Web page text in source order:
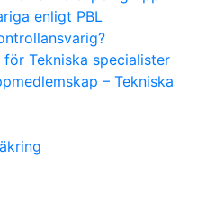
enligt PBL
för Tekniska specialister
– Tekniska